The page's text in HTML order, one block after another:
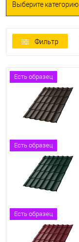
Выберите категорию
Фильтр
Есть образец
Есть образец
Есть образец